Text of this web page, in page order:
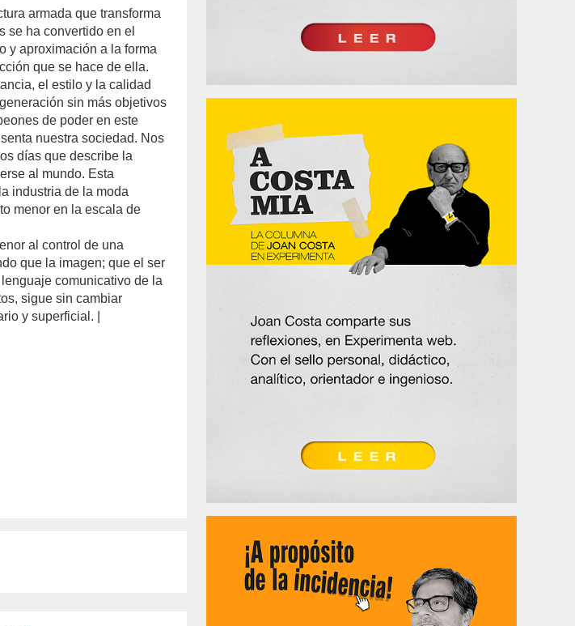
armada que transforma
se ha convertido en el
y aproximación a la forma
que se hace de ella.
el estilo y la calidad
sin más objetivos
de poder en este
nuestra sociedad. Nos
días que describe la
al mundo. Esta
industria de la moda
menor en la escala de
al control de una
que la imagen; que el ser
comunicativo de la
sigue sin cambiar
y superficial. |